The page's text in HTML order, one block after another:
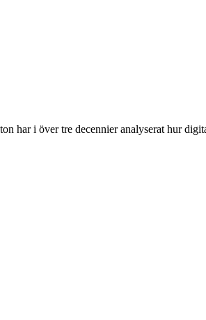
har i över tre decennier analyserat hur